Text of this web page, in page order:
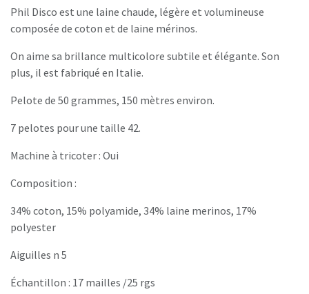
Phil Disco est une laine chaude, légère et volumineuse
composée de coton et de laine mérinos.
On aime sa brillance multicolore subtile et élégante. Son
plus, il est fabriqué en Italie.
Pelote de 50 grammes, 150 mètres environ.
7 pelotes pour une taille 42.
Machine à tricoter : Oui
Composition :
34% coton, 15% polyamide, 34% laine merinos, 17%
polyester
Aiguilles n 5
Échantillon : 17 mailles /25 rgs